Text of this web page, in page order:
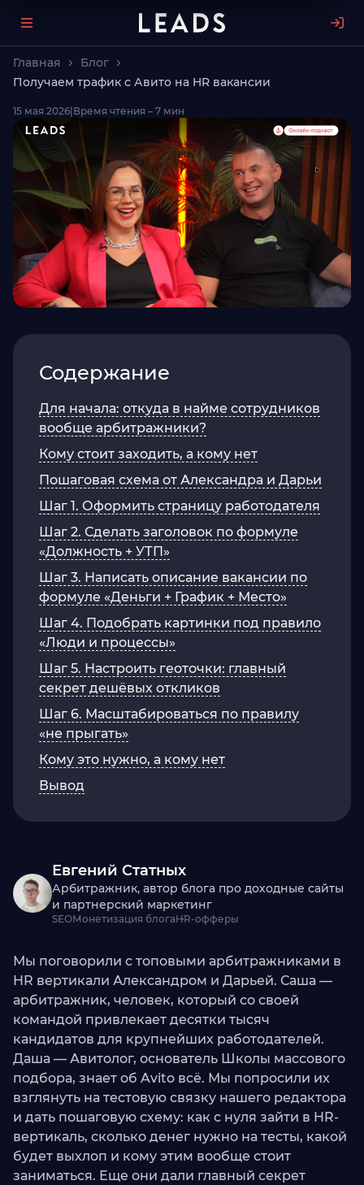
Главная
Блог
Получаем трафик с Авито на HR вакансии
15 мая 2026 Время чтения – 7 мин
Содержание
Для начала: откуда в найме сотрудников
вообще арбитражники?
Кому стоит заходить, а кому нет
Пошаговая схема от Александра и Дарьи
Шаг 1. Оформить страницу работодателя
Шаг 2. Сделать заголовок по формуле
«Должность + УТП»
Шаг 3. Написать описание вакансии по
формуле «Деньги + График + Место»
Шаг 4. Подобрать картинки под правило
«Люди и процессы»
Шаг 5. Настроить геоточки: главный
секрет дешёвых откликов
Шаг 6. Масштабироваться по правилу
«не прыгать»
Кому это нужно, а кому нет
Вывод
Евгений Статных
Арбитражник, автор блога про доходные сайты
и партнерский маркетинг
SEOМонетизация блогаHR-офферы
Мы поговорили с топовыми арбитражниками в
HR вертикали Александром и Дарьей. Саша —
арбитражник, человек, который со своей
командой привлекает десятки тысяч
кандидатов для крупнейших работодателей.
Даша — Авитолог, основатель Школы массового
подбора, знает об Avito всё. Мы попросили их
взглянуть на тестовую связку нашего редактора
и дать пошаговую схему: как с нуля зайти в HR-
вертикаль, сколько денег нужно на тесты, какой
будет выхлоп и кому этим вообще стоит
заниматься. Еще они дали главный секрет